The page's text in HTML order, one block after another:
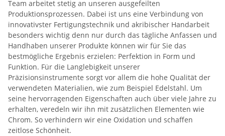
Team arbeitet stetig an unseren ausgefeilten
Produktionsprozessen. Dabei ist uns eine Verbindung von
innovativster Fertigungstechnik und akribischer Handarbeit
besonders wichtig denn nur durch das tägliche Anfassen und
Handhaben unserer Produkte können wir für Sie das
bestmögliche Ergebnis erzielen: Perfektion in Form und
Funktion. Für die Langlebigkeit unserer
Präzisionsinstrumente sorgt vor allem die hohe Qualität der
verwendeten Materialien, wie zum Beispiel Edelstahl. Um
seine hervorragenden Eigenschaften auch über viele Jahre zu
erhalten, veredeln wir ihn mit zusätzlichen Elementen wie
Chrom. So verhindern wir eine Oxidation und schaffen
zeitlose Schönheit.